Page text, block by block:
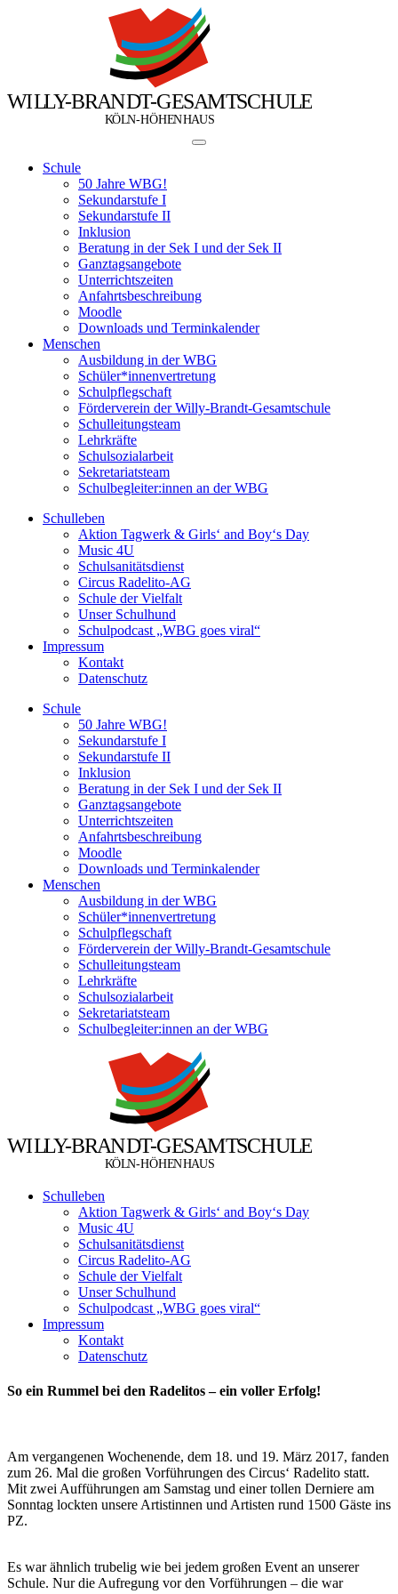
WILLY-BRANDT-GESAMTSCHULE
KÖLN-HÖHENHAUS
Schule
50 Jahre WBG!
Sekundarstufe I
Sekundarstufe II
Inklusion
Beratung in der Sek I und der Sek II
Ganztagsangebote
Unterrichtszeiten
Anfahrtsbeschreibung
Moodle
Downloads und Terminkalender
Menschen
Ausbildung in der WBG
Schüler*innenvertretung
Schulpflegschaft
Förderverein der Willy-Brandt-Gesamtschule
Schulleitungsteam
Lehrkräfte
Schulsozialarbeit
Sekretariatsteam
Schulbegleiter:innen an der WBG
Schulleben
Aktion Tagwerk & Girls‘ and Boy‘s Day
Music 4U
Schulsanitätsdienst
Circus Radelito-AG
Schule der Vielfalt
Unser Schulhund
Schulpodcast „WBG goes viral“
Impressum
Kontakt
Datenschutz
Schule
50 Jahre WBG!
Sekundarstufe I
Sekundarstufe II
Inklusion
Beratung in der Sek I und der Sek II
Ganztagsangebote
Unterrichtszeiten
Anfahrtsbeschreibung
Moodle
Downloads und Terminkalender
Menschen
Ausbildung in der WBG
Schüler*innenvertretung
Schulpflegschaft
Förderverein der Willy-Brandt-Gesamtschule
Schulleitungsteam
Lehrkräfte
Schulsozialarbeit
Sekretariatsteam
Schulbegleiter:innen an der WBG
WILLY-BRANDT-GESAMTSCHULE
KÖLN-HÖHENHAUS
Schulleben
Aktion Tagwerk & Girls‘ and Boy‘s Day
Music 4U
Schulsanitätsdienst
Circus Radelito-AG
Schule der Vielfalt
Unser Schulhund
Schulpodcast „WBG goes viral“
Impressum
Kontakt
Datenschutz
So ein Rummel bei den Radelitos – ein voller Erfolg!
Am vergangenen Wochenende, dem 18. und 19. März 2017, fanden
zum 26. Mal die großen Vorführungen des Circus‘ Radelito statt.
Mit zwei Aufführungen am Samstag und einer tollen Derniere am
Sonntag lockten unsere Artistinnen und Artisten rund 1500 Gäste ins
PZ.
Es war ähnlich trubelig wie bei jedem großen Event an unserer
Schule. Nur die Aufregung vor den Vorführungen – die war